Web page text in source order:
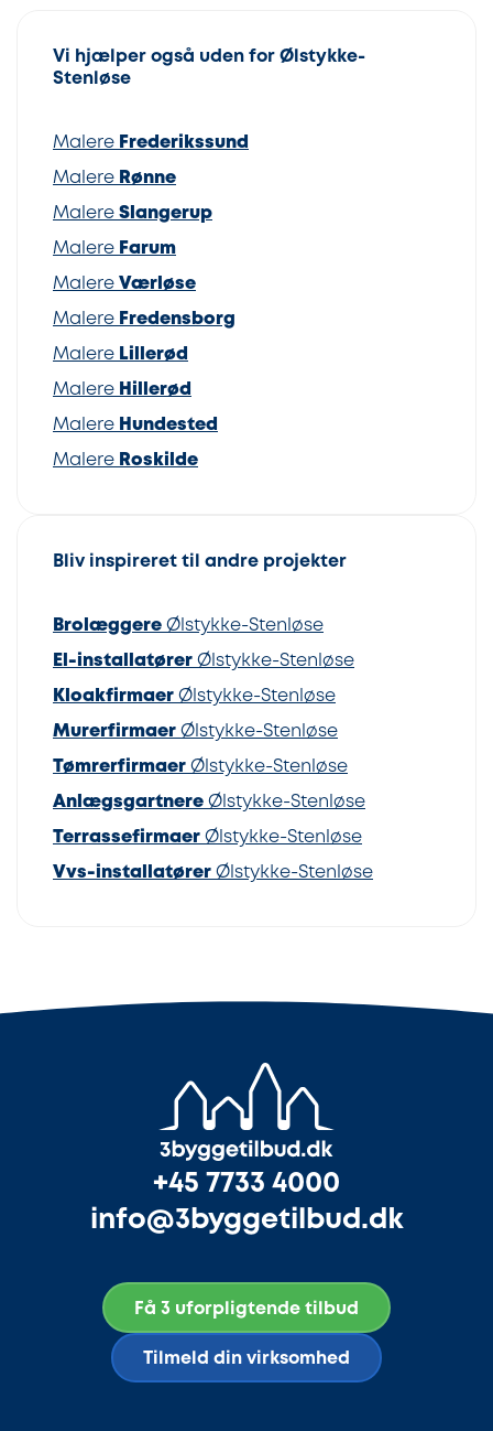
Vi hjælper også uden for Ølstykke-
Stenløse
Malere Frederikssund
Malere Rønne
Malere Slangerup
Malere Farum
Malere Værløse
Malere Fredensborg
Malere Lillerød
Malere Hillerød
Malere Hundested
Malere Roskilde
Bliv inspireret til andre projekter
Brolæggere Ølstykke-Stenløse
El-installatører Ølstykke-Stenløse
Kloakfirmaer Ølstykke-Stenløse
Murerfirmaer Ølstykke-Stenløse
Tømrerfirmaer Ølstykke-Stenløse
Anlægsgartnere Ølstykke-Stenløse
Terrassefirmaer Ølstykke-Stenløse
Vvs-installatører Ølstykke-Stenløse
+45 7733 4000
info@3byggetilbud.dk
Få 3 uforpligtende tilbud
Tilmeld din virksomhed